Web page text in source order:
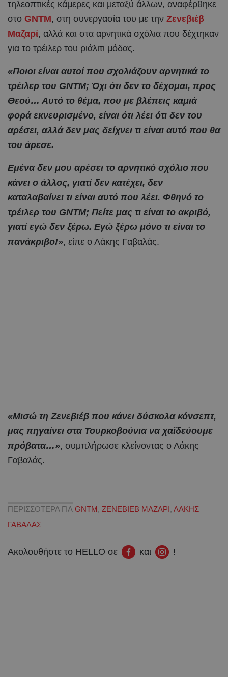
τηλεοπτικές κάμερες και μεταξύ άλλων, αναφέρθηκε
στο GNTM, στη συνεργασία του με την Ζενεβιέβ
Μαζαρί, αλλά και στα αρνητικά σχόλια που δέχτηκαν
για το τρέιλερ του ριάλιτι μόδας.
«Ποιοι είναι αυτοί που σχολιάζουν αρνητικά το
τρέιλερ του GNTM; Όχι ότι δεν το δέχομαι, προς
Θεού… Αυτό το θέμα, που με βλέπεις καμιά
φορά εκνευρισμένο, είναι ότι λέει ότι δεν του
αρέσει, αλλά δεν μας δείχνει τι είναι αυτό που θα
του άρεσε.
Εμένα δεν μου αρέσει το αρνητικό σχόλιο που
κάνει ο άλλος, γιατί δεν κατέχει, δεν
καταλαβαίνει τι είναι αυτό που λέει. Φθηνό το
τρέιλερ του GNTM; Πείτε μας τι είναι το ακριβό,
γιατί εγώ δεν ξέρω. Εγώ ξέρω μόνο τι είναι το
πανάκριβο!», είπε ο Λάκης Γαβαλάς.
«Μισώ τη Ζενεβιέβ που κάνει δύσκολα κόνσεπτ,
μας πηγαίνει στα Τουρκοβούνια να χαϊδεύουμε
πρόβατα…», συμπλήρωσε κλείνοντας ο Λάκης
Γαβαλάς.
ΠΕΡΙΣΣΟΤΕΡΑ ΓΙΑ GNTM, ΖΕΝΕΒΙΕΒ ΜΑΖΑΡΙ, ΛΑΚΗΣ
ΓΑΒΑΛΑΣ
Ακολουθήστε το HELLO σε και !